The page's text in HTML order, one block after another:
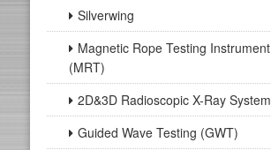
Silverwing
Magnetic Rope Testing Instrument
(MRT)
2D&3D Radioscopic X-Ray System
Guided Wave Testing (GWT)